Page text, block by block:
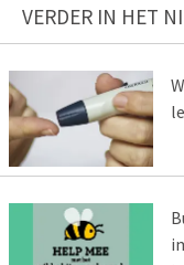
VERDER IN HET